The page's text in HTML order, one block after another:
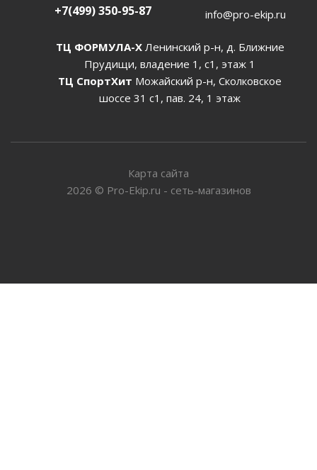
+7(499) 350-95-87 info@pro-ekip.ru
ТЦ ФОРМУЛА-ХЛенинский р-н, д. Ближние
Прудищи, владение 1, с1, этаж 1
ТЦ СпортХит Можайский р-н, Сколковское
шоссе 31 с1, пав. 24, 1 этаж
Карта сайта
2026 © Pro-Ekip.ru - сеть-магазинов